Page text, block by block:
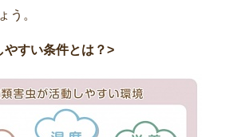
う。
やすい条件とは？>